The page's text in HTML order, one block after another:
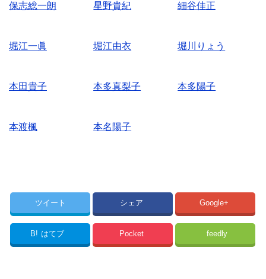
保志総一朗 星野貴紀 細谷佳正
堀江一眞 堀江由衣 堀川りょう
本田貴子 本多真梨子 本多陽子
本渡楓 本名陽子
ツイート シェア Google+
B! はてブ Pocket feedly